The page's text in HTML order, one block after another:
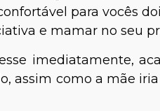
para vocês
e mamar no seu
imediatamente,
assim como a mãe